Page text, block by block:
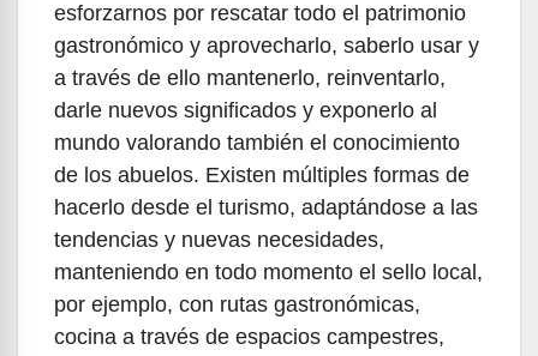
esforzarnos por rescatar todo el patrimonio
gastronómico y aprovecharlo, saberlo usar y
a través de ello mantenerlo, reinventarlo,
darle nuevos significados y exponerlo al
mundo valorando también el conocimiento
de los abuelos. Existen múltiples formas de
hacerlo desde el turismo, adaptándose a las
tendencias y nuevas necesidades,
manteniendo en todo momento el sello local,
por ejemplo, con rutas gastronómicas,
cocina a través de espacios campestres,